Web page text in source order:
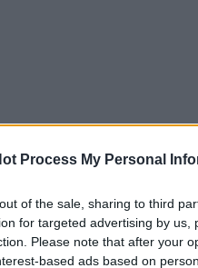
Process My Personal
of the sale, sharing to third
for targeted advertising by
Please note that after your
based ads based on